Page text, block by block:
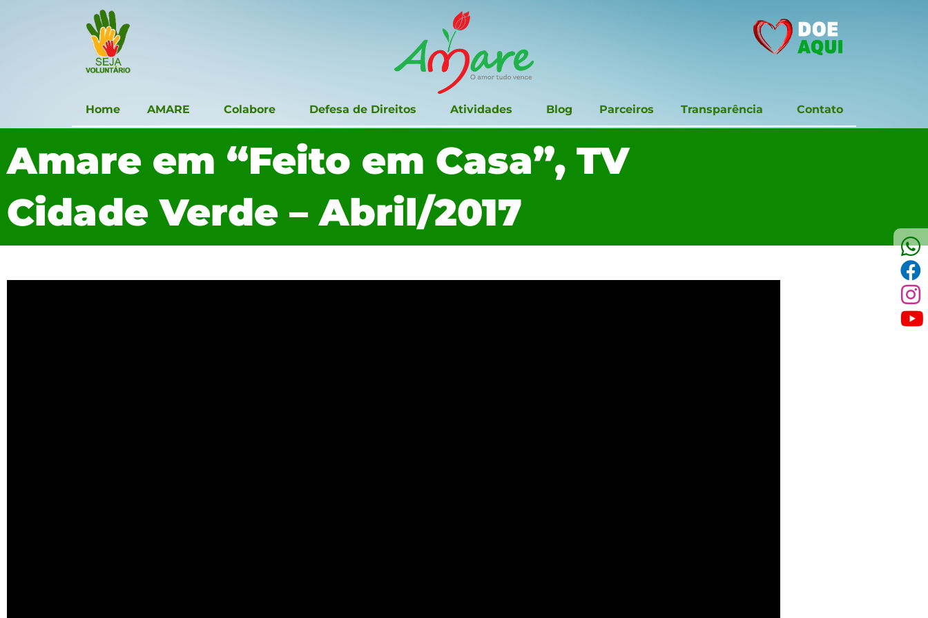
Home AMARE Colabore Defesa de Direitos Atividades Blog Parceiros Transparência Contato
Amare em “Feito em Casa”, TV
Cidade Verde – Abril/2017